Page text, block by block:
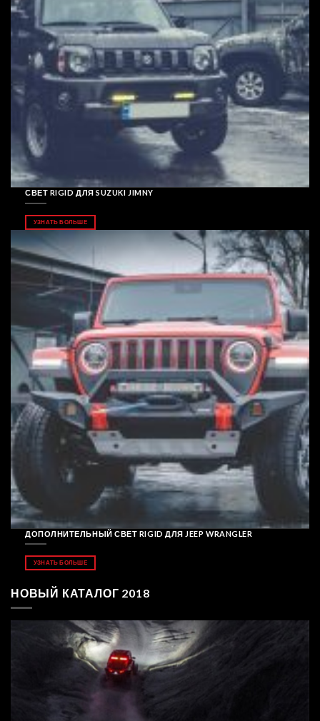
СВЕТ RIGID ДЛЯ SUZUKI JIMNY
УЗНАТЬ БОЛЬШЕ
ДОПОЛНИТЕЛЬНЫЙ СВЕТ RIGID ДЛЯ JEEP WRANGLER
УЗНАТЬ БОЛЬШЕ
НОВЫЙ КАТАЛОГ 2018